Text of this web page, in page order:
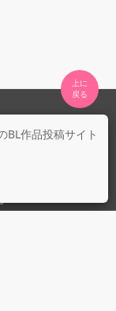
BL作品投稿サイト
上に
ログ